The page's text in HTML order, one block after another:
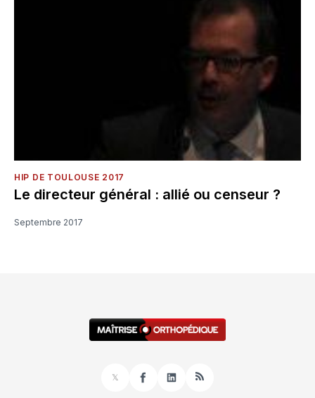
HIP DE TOULOUSE 2017
Le directeur général : allié ou censeur ?
Septembre 2017
𝕏
FacebookLinkedInRSS